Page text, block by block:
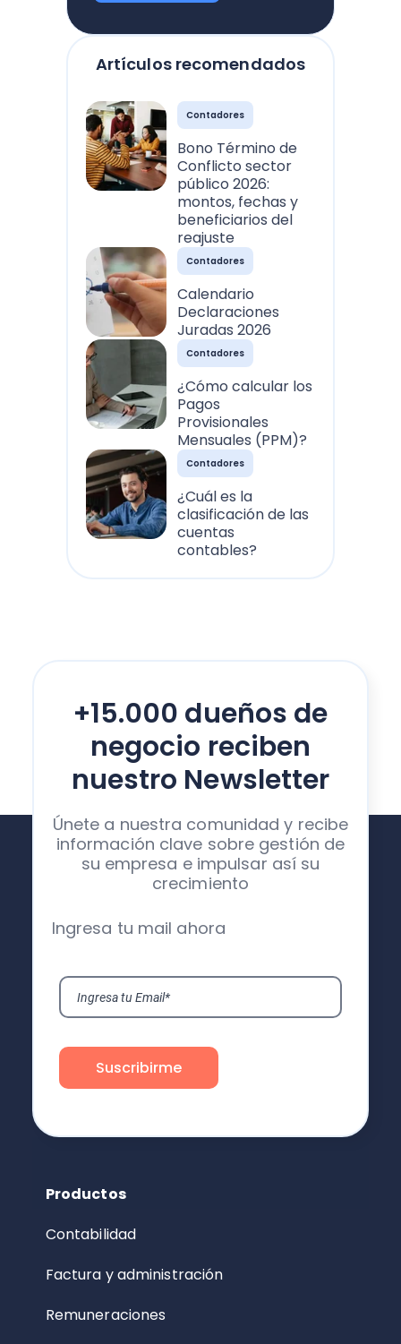
Artículos recomendados
Contadores
Bono Término de
Conflicto sector
público 2026:
montos, fechas y
beneficiarios del
reajuste
Contadores
Calendario
Declaraciones
Juradas 2026
Contadores
¿Cómo calcular los
Pagos
Provisionales
Mensuales (PPM)?
Contadores
¿Cuál es la
clasificación de las
cuentas
contables?
+15.000 dueños de
negocio reciben
nuestro Newsletter
Únete a nuestra comunidad y recibe
información clave sobre gestión de
su empresa e impulsar así su
crecimiento
Ingresa tu mail ahora
Productos
Contabilidad
Factura y administración
Remuneraciones